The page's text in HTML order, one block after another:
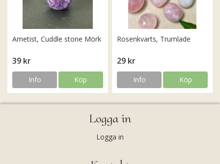
Ametist, Cuddle stone Mörk
39 kr
Info Köp
Rosenkvarts, Trumlade
29 kr
Info Köp
Logga in
Logga in